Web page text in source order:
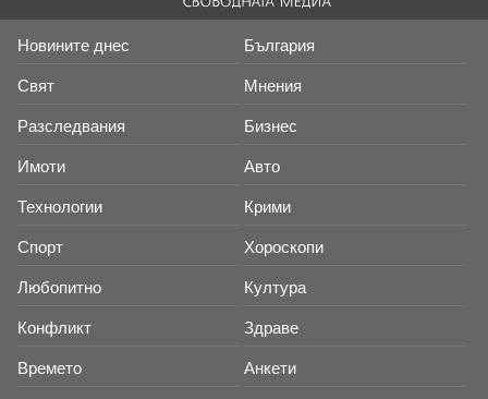
Новините днес България
Свят Мнения
Разследвания Бизнес
Имоти Авто
Технологии Крими
Спорт Хороскопи
Любопитно Култура
Конфликт Здраве
Времето Анкети